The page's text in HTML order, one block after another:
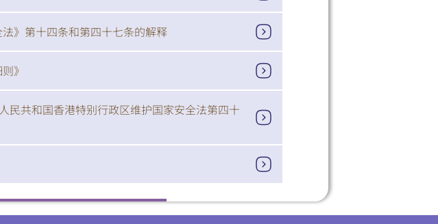
》第十四条和第四十七条的解释
》
民共和国香港特别行政区维护国家安全法第四十